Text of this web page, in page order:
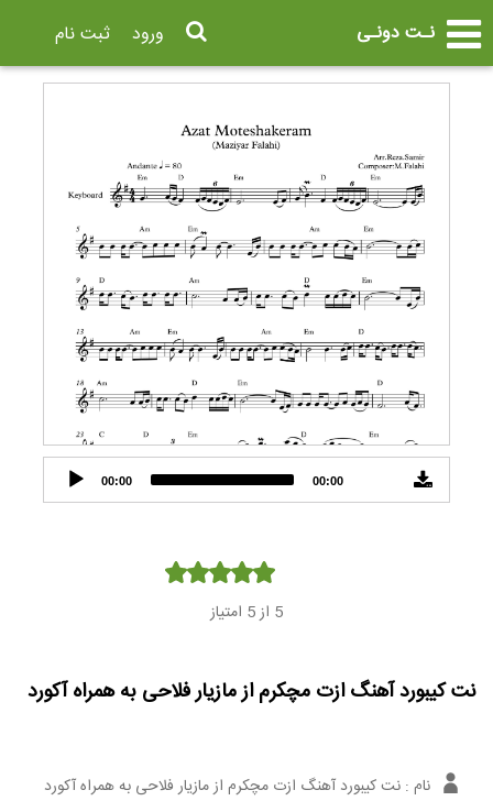
نـت دونـی ثبت نام ورود
Audio
Player
00:00 00:00
5 از 5 امتیاز
نت کیبورد آهنگ ازت مچکرم از مازیار فلاحی به همراه آکورد
نام : نت کیبورد آهنگ ازت مچکرم از مازیار فلاحی به همراه آکورد